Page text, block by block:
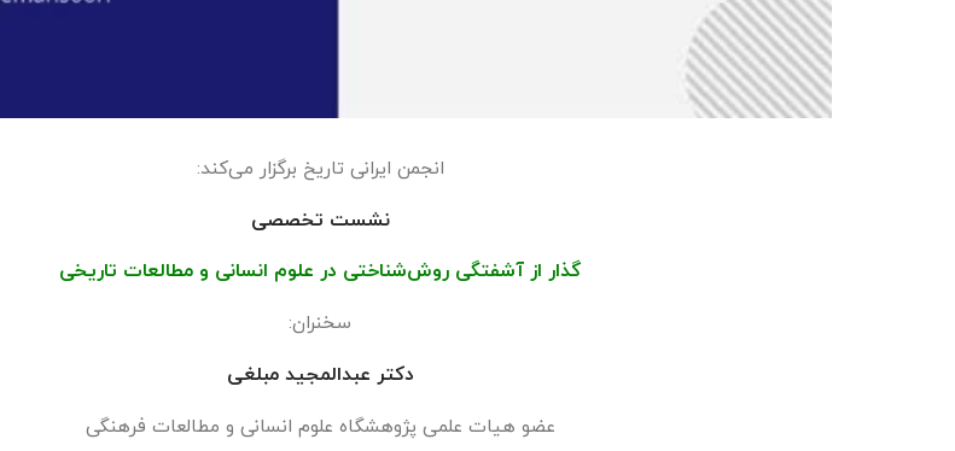
انجمن ایرانی تاریخ برگزار می‌کند:
نشست تخصصی
گذار از آشفتگی روش‌شناختی در علوم انسانی و مطالعات تاریخی
سخنران:
دکتر عبدالمجید مبلغی
عضو هیات علمی پژوهشگاه علوم انسانی و مطالعات فرهنگی